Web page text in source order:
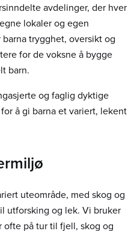
avdelinger, der hver
lokaler og egen
trygghet, oversikt og
for de voksne å bygge
barn.
og faglig dyktige
å gi barna et variert, lekent
uteområde, med skog og
utforsking og lek. Vi bruker
på tur til fjell, skog og